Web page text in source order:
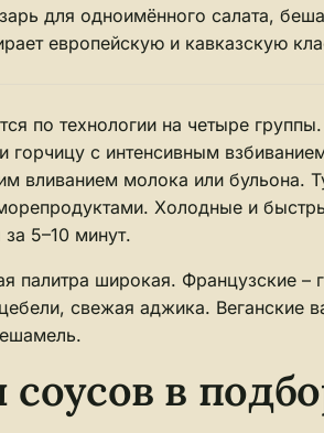
для одноимённого салата,
европейскую и кавказскую
по технологии на четыре
горчицу с интенсивным
вливанием молока или бульона.
Холодные и
5–10 минут.
палитра широкая. Французские
свежая аджика. Веганские
в